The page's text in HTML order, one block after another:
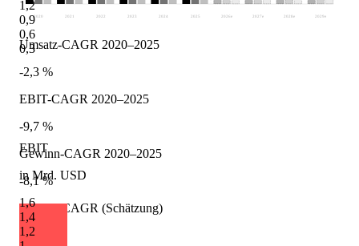
1,2
0,9
0,6
0,3
EBIT
in Mrd. USD
1,6
1,4
1,2
2020 2021 2022 2023 2024 2025 2026 e 2027 e 2028 e 2029 e
Umsatz-CAGR 2020–2025
-2,3 %
EBIT-CAGR 2020–2025
-9,7 %
Gewinn-CAGR 2020–2025
-8,1 %
Umsatz-CAGR (Schätzung)
-5,7 %